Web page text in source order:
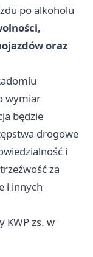
po alkoholu
oraz
wymiar
będzie
drogowe
i
za
i innych
KWP zs. w